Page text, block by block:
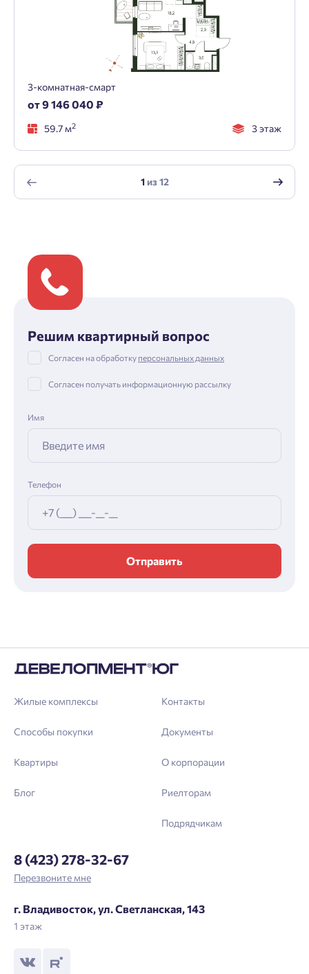
3-комнатная-смарт
от 9 146 040 ₽
59.7 м2 3 этаж
1из12
Решим квартирный вопрос
Согласен на обработку персональных данных
Согласен получать информационную рассылку
Имя
Телефон
Отправить
Жилые комплексы
Способы покупки
Квартиры
Блог
Контакты
Документы
О корпорации
Риелторам
Подрядчикам
8 (423) 278-32-67
Перезвоните мне
г. Владивосток, ул. Светланская, 143
1 этаж